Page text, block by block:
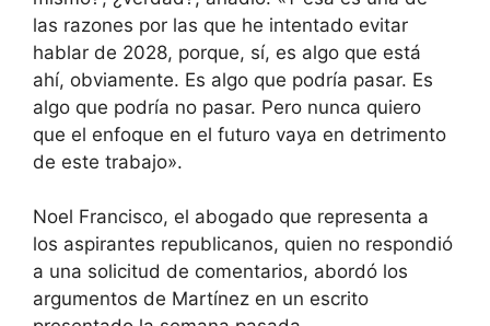
las razones por las que he intentado evitar
hablar de 2028, porque, sí, es algo que está
ahí, obviamente. Es algo que podría pasar. Es
algo que podría no pasar. Pero nunca quiero
que el enfoque en el futuro vaya en detrimento
de este trabajo».
Noel Francisco, el abogado que representa a
los aspirantes republicanos, quien no respondió
a una solicitud de comentarios, abordó los
argumentos de Martínez en un escrito